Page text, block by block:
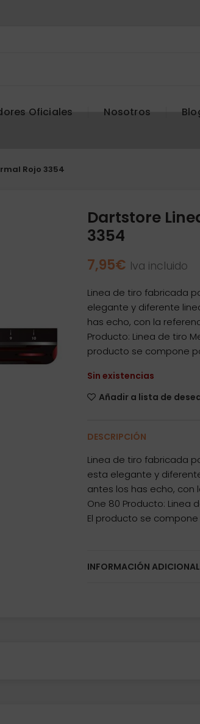
Oficiales Nosotros
Rojo 3354
Dartstore
3354
7,95€ Iva incluido
Linea de tiro fabricada
elegante y diferente
has echo, con la
Producto: Linea de tiro
producto se compone
Sin existencias
Añadir a lista de
DESCRIPCIÓN
Linea de tiro fabricada
esta elegante y
antes los has echo, con
One 80 Producto: Linea
El producto se
INFORMACIÓN ADICIONAL